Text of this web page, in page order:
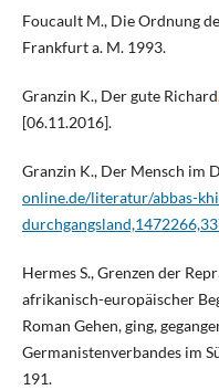
Foucault M., Die Ordnung
Frankfurt a. M. 1993.
Granzin K., Der gute
[06.11.2016].
Granzin K., Der Mensch im
online.de/literatur/abbas-
Hermes S., Grenzen der
afrikanisch-europäischer
Roman Gehen, ging,
Germanistenverbandes im
191.